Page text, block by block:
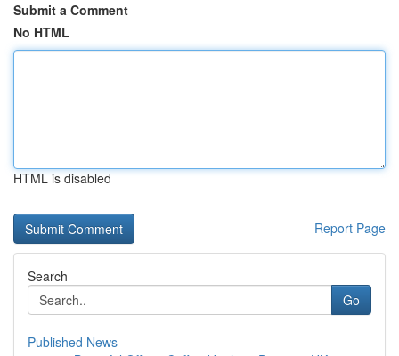
Submit a Comment
No HTML
HTML is disabled
Report Page
Search
Go
Published News